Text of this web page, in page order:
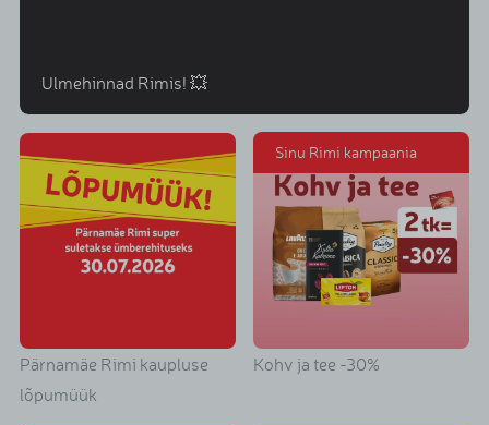
Ulmehinnad Rimis! 💥
Pärnamäe Rimi kaupluse
lõpumüük
Sinu Rimi kampaania
Kohv ja tee -30%